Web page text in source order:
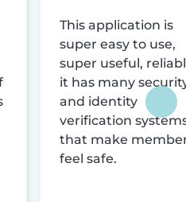
This application is
super easy to use,
super useful,
it has many
and identity
verification
that make
feel safe.